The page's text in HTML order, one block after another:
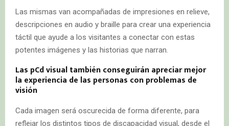
Las mismas van acompañadas de impresiones en relieve,
descripciones en audio y braille para crear una experiencia
táctil que ayude a los visitantes a conectar con estas
potentes imágenes y las historias que narran.
Las pCd visual también conseguirán apreciar mejor
la experiencia de las personas con problemas de
visión
Cada imagen será oscurecida de forma diferente, para
reflejar los distintos tipos de discapacidad visual, desde el